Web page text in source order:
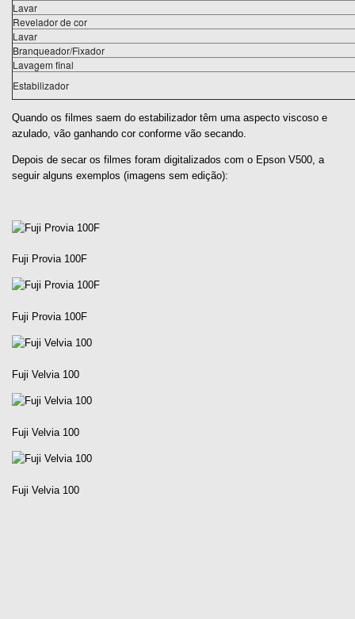
Lavar
Revelador de cor
Lavar
Branqueador/Fixador
Lavagem final
Estabilizador
Quando os filmes saem do estabilizador têm uma aspecto viscoso e
azulado, vão ganhando cor conforme vão secando.
Depois de secar os filmes foram digitalizados com o Epson V500, a
seguir alguns exemplos (imagens sem edição):
Fuji Provia 100F
Fuji Provia 100F
Fuji Velvia 100
Fuji Velvia 100
Fuji Velvia 100